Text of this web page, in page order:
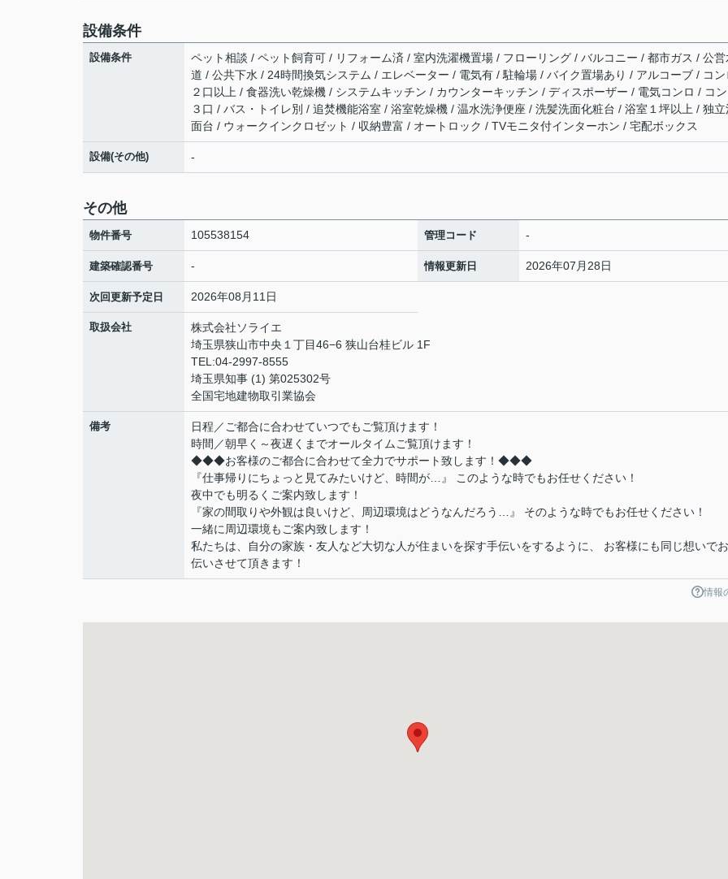
設備条件
設備条件
ペット相談 / ペット飼育可 / リフォーム済 / 室内洗濯機置場 / フローリング / バルコニー / 都市ガス / 公営
道 / 公共下水 / 24時間換気システム / エレベーター / 電気有 / 駐輪場 / バイク置場あり / アルコーブ / コン
２口以上 / 食器洗い乾燥機 / システムキッチン / カウンターキッチン / ディスポーザー / 電気コンロ / コ
３口 / バス・トイレ別 / 追焚機能浴室 / 浴室乾燥機 / 温水洗浄便座 / 洗髪洗面化粧台 / 浴室１坪以上 / 独立
面台 / ウォークインクロゼット / 収納豊富 / オートロック / TVモニタ付インターホン / 宅配ボックス
設備(その他) -
その他
物件番号 105538154 管理コード -
建築確認番号 - 情報更新日 2026年07月28日
次回更新予定日 2026年08月11日
取扱会社
株式会社ソライエ
埼玉県狭山市中央１丁目46−6 狭山台桂ビル 1F
TEL:04-2997-8555
埼玉県知事 (1) 第025302号
全国宅地建物取引業協会
備考
日程／ご都合に合わせていつでもご覧頂けます！
時間／朝早く～夜遅くまでオールタイムご覧頂けます！
◆◆◆お客様のご都合に合わせて全力でサポート致します！◆◆◆
『仕事帰りにちょっと見てみたいけど、時間が…』 このような時でもお任せください！
夜中でも明るくご案内致します！
『家の間取りや外観は良いけど、周辺環境はどうなんだろう…』 そのような時でもお任せください！
一緒に周辺環境もご案内致します！
私たちは、自分の家族・友人など大切な人が住まいを探す手伝いをするように、 お客様にも同じ想いで
伝いさせて頂きます！
情報